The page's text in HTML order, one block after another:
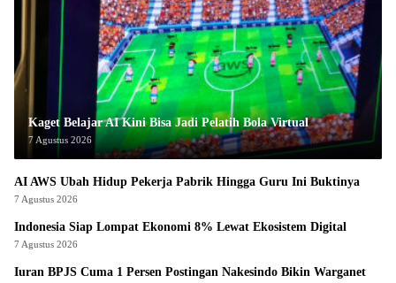
Kaget Belajar AI Kini Bisa Jadi Pelatih Bola Virtual
7 Agustus 2026
AI AWS Ubah Hidup Pekerja Pabrik Hingga Guru Ini Buktinya
7 Agustus 2026
Indonesia Siap Lompat Ekonomi 8% Lewat Ekosistem Digital
7 Agustus 2026
Iuran BPJS Cuma 1 Persen Postingan Nakesindo Bikin Warganet